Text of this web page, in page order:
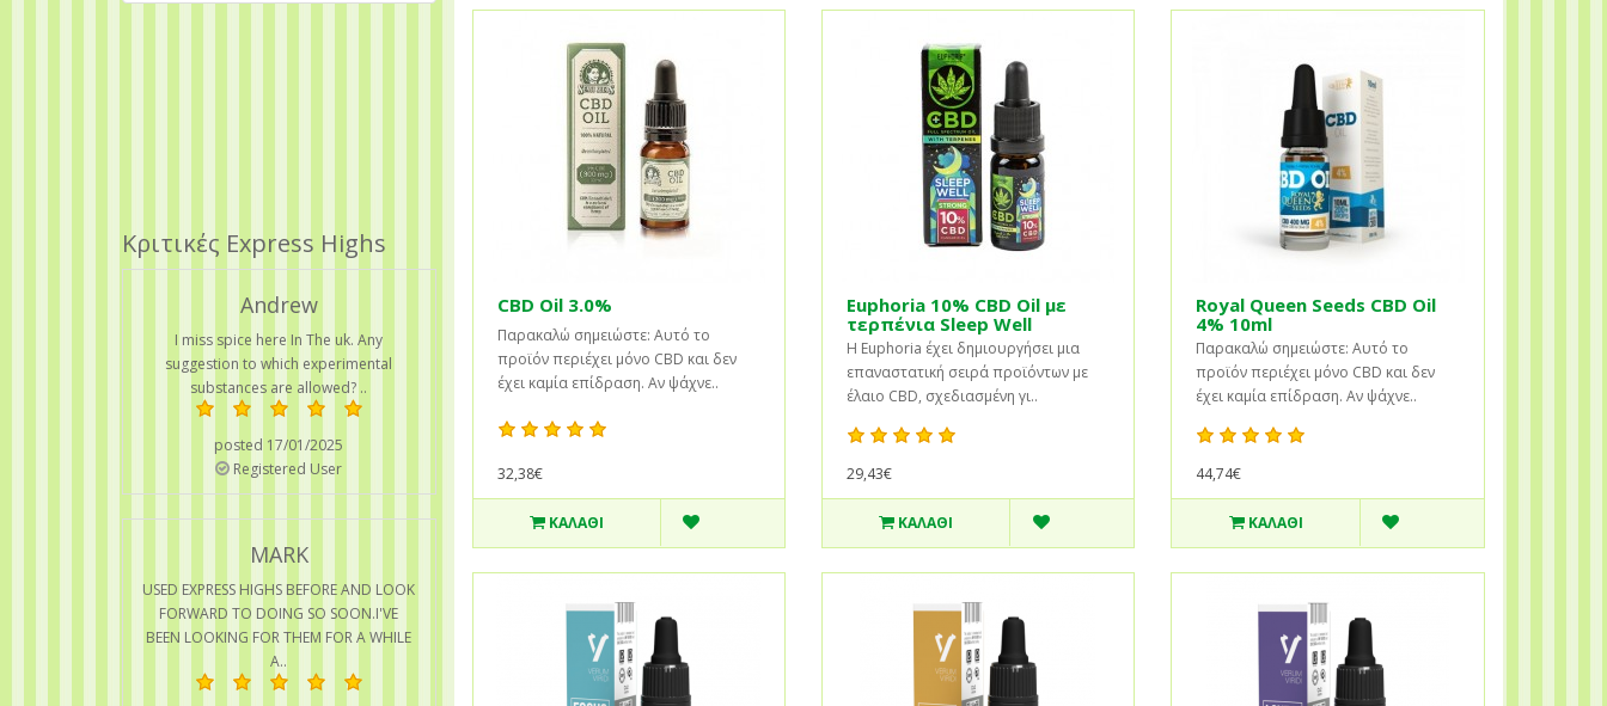
Κριτικές Express Highs
Andrew
I miss spice here In The uk. Any
suggestion to which experimental
substances are allowed? ..
posted 17/01/2025
Registered User
MARK
USED EXPRESS HIGHS BEFORE AND LOOK
FORWARD TO DOING SO SOON.I'VE
BEEN LOOKING FOR THEM FOR A WHILE
A..
CBD Oil 3.0%
Παρακαλώ σημειώστε: Αυτό το
προϊόν περιέχει μόνο CBD και δεν
έχει καμία επίδραση. Αν ψάχνε..
32,38€
ΚΑΛΆΘΙ
Euphoria 10% CBD Oil με
τερπένια Sleep Well
Η Euphoria έχει δημιουργήσει μια
επαναστατική σειρά προϊόντων με
έλαιο CBD, σχεδιασμένη γι..
29,43€
ΚΑΛΆΘΙ
Royal Queen Seeds CBD Oil
4% 10ml
Παρακαλώ σημειώστε: Αυτό το
προϊόν περιέχει μόνο CBD και δεν
έχει καμία επίδραση. Αν ψάχνε..
44,74€
ΚΑΛΆΘΙ